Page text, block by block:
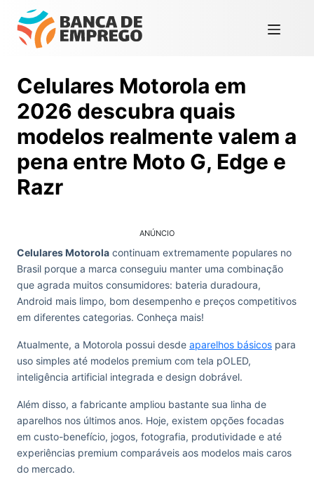
Celulares Motorola em
2026 descubra quais
modelos realmente valem a
pena entre Moto G, Edge e
Razr
ANÚNCIO
Celulares Motorola continuam extremamente populares no
Brasil porque a marca conseguiu manter uma combinação
que agrada muitos consumidores: bateria duradoura,
Android mais limpo, bom desempenho e preços competitivos
em diferentes categorias. Conheça mais!
Atualmente, a Motorola possui desde aparelhos básicos para
uso simples até modelos premium com tela pOLED,
inteligência artificial integrada e design dobrável.
Além disso, a fabricante ampliou bastante sua linha de
aparelhos nos últimos anos. Hoje, existem opções focadas
em custo-benefício, jogos, fotografia, produtividade e até
experiências premium comparáveis aos modelos mais caros
do mercado.